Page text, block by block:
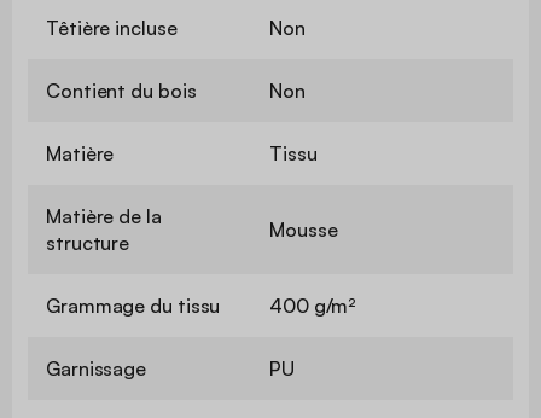
Têtière incluse Non
Contient du bois Non
Matière Tissu
Matière de la
structure
Mousse
Grammage du tissu 400 g/m²
Garnissage PU